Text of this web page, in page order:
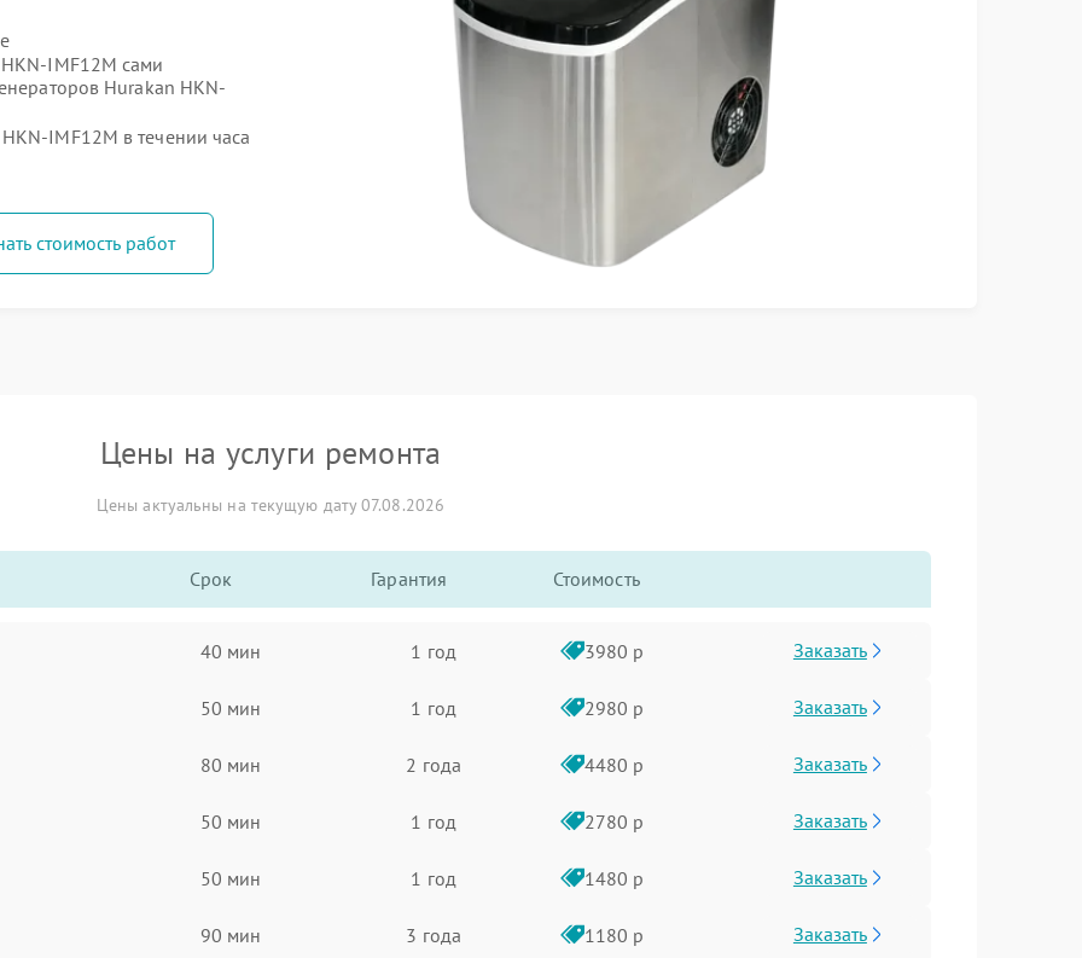
IMF12M сами
Hurakan HKN-
IMF12M в течении часа
стоимость работ
Цены на услуги ремонта
Цены актуальны на текущую дату 07.08.2026
Срок Гарантия Стоимость
40 мин 1 год 3980 р Заказать
50 мин 1 год 2980 р Заказать
80 мин 2 года 4480 р Заказать
50 мин 1 год 2780 р Заказать
50 мин 1 год 1480 р Заказать
90 мин 3 года 1180 р Заказать